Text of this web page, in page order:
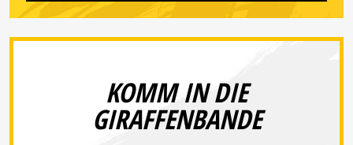
KOMM IN DIE
GIRAFFENBANDE